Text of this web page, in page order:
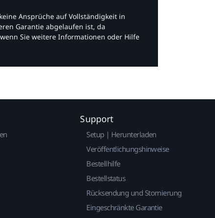
Ansprüche auf Vollständigkeit in
Garantie abgelaufen ist, da
Sie weitere Informationen oder Hilfe
Support
Setup | Herunterladen
Veröffentlichungshinweise
Bestellhilfe
Bestellstatus
Rücksendung und Stornierung
Eingeschränkte Garantie